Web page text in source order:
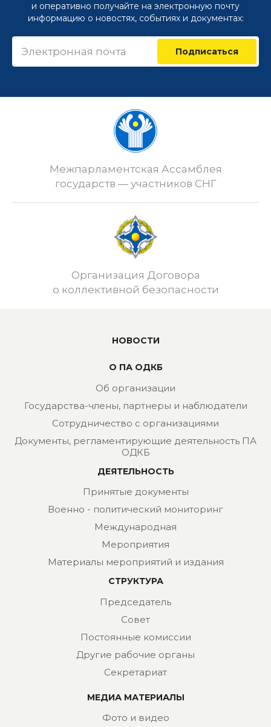
и оперативно получайте на электронную почту
информацию о новостях, событиях и документах:
Подписаться
Межпарламентская Ассамблея
государств — участников СНГ
Организация Договора
о коллективной безопасности
НОВОСТИ
О ПА ОДКБ
Об организации
Государства-члены, партнеры и наблюдатели
Сотрудничество с организациями
Документы, регламентирующие деятельность ПА
ОДКБ
ДЕЯТЕЛЬНОСТЬ
Принятые документы
Военно - политический мониторинг
Международная
Мероприятия
Материалы мероприятий и издания
СТРУКТУРА
Председатель
Совет
Постоянные комиссии
Другие рабочие органы
Секретариат
МЕДИА МАТЕРИАЛЫ
Фото и видео